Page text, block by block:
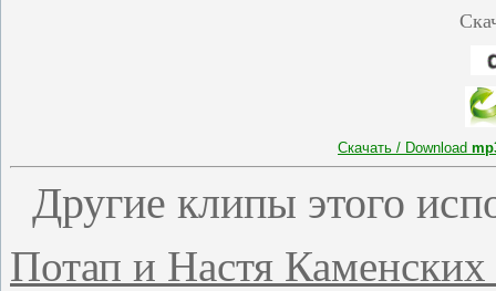
Скачать / Download
Другие клипы этого
Потап и Настя